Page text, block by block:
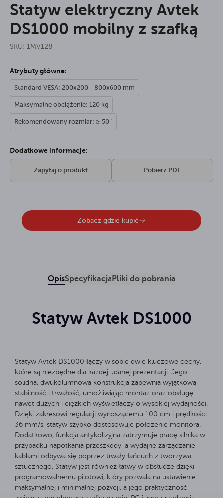
Statyw elektryczny Avtek
DS1000 mobilny z szafką
SKU: 1MV128
Atrybuty główne:
Standard VESA: 200x200 - 800x600 mm
Maksymalne obciążenie: 120 kg
Rekomendowany rozmiar: ≥ 50 "
Dodatkowe informacje:
Zapytaj o produkt Pobierz PDF
Zobacz gdzie kupić
OpisSpecyfikacja Pliki do pobrania
Statyw Avtek DS1000
Statyw Avtek DS1000 łączy w sobie dwie kluczowe cechy,
które są niezbędne dla każdej udanej prezentacji. Jego
solidna, dwukolumnowa konstrukcja zapewnia wyjątkową
stabilność i trwałość, umożliwiając montaż oraz obsługę
nawet dużych i ciężkich wyświetlaczy o wysokiej wydajności.
Dzięki zakresowi regulacji wynoszącemu 100 cm i prędkości
36 mm/s, statyw szybko dostosowuje położenie monitora.
Dodatkowo, funkcja antykolizyjna zatrzymuje pracę silnika w
przypadku napotkania przeszkody, a wydajne zarządzanie
kablami odbywa się poprzez trwały łańcuch z tworzywa
sztucznego. Statyw jest również łatwy w obsłudze dzięki
programowalnemu pilotowi, który pozwala na ustawienie
maksymalnej i minimalnej pozycji, a jego praktyczność